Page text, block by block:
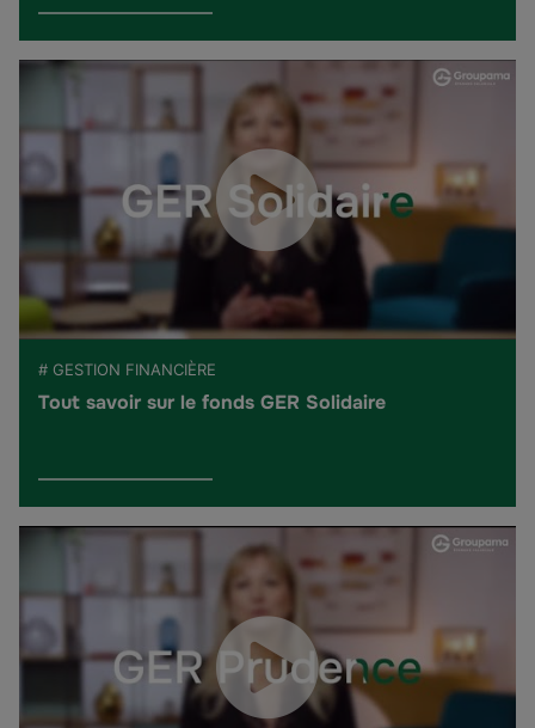
# GESTION FINANCIÈRE
Tout savoir sur le fonds GER Solidaire